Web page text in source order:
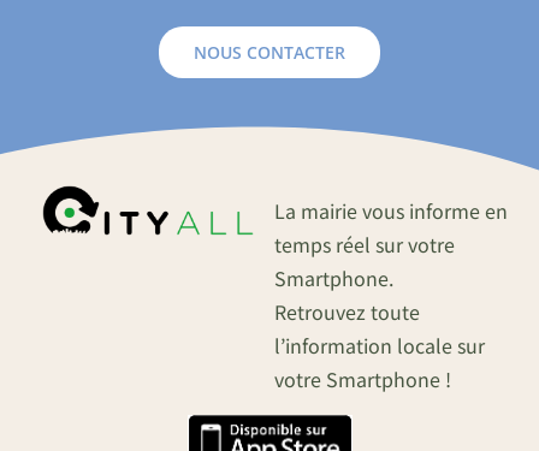
NOUS CONTACTER
La mairie vous informe en
temps réel sur votre
Smartphone.
Retrouvez toute
l’information locale sur
votre Smartphone !